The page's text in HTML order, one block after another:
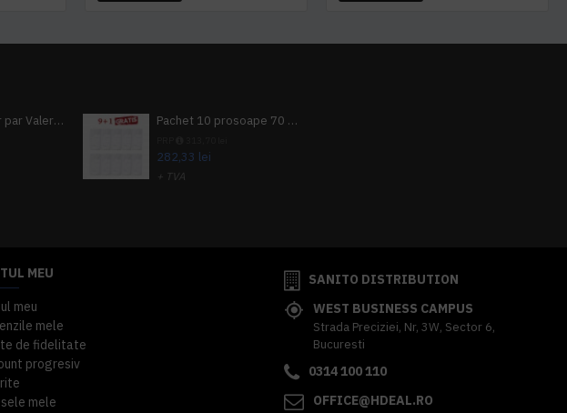
Pachet Uscator par Valera Action Super Plus + GRATUIT Sampon si gel de dus Tork Pachet 10 prosoape 70 x 140cm 9 + 1 gratuit
282,33 lei
+ TVA
MEU
meu
mele
de fidelitate
progresiv
mele
SANITO DISTRIBUTION
WEST BUSINESS CAMPUS
Strada Preciziei, Nr, 3W, Sector 6,
Bucuresti
0314 100 110
OFFICE@HDEAL.RO